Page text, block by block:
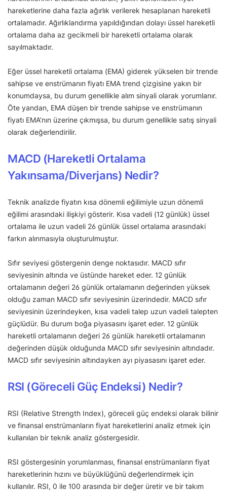
hareketlerine daha fazla ağırlık verilerek hesaplanan hareketli
ortalamadır. Ağırlıklandırma yapıldığından dolayı üssel hareketli
ortalama daha az gecikmeli bir hareketli ortalama olarak
sayılmaktadır.
Eğer üssel hareketli ortalama (EMA) giderek yükselen bir trende
sahipse ve enstrümanın fiyatı EMA trend çizgisine yakın bir
konumdaysa, bu durum genellikle alım sinyali olarak yorumlanır.
Öte yandan, EMA düşen bir trende sahipse ve enstrümanın
fiyatı EMA’nın üzerine çıkmışsa, bu durum genellikle satış sinyali
olarak değerlendirilir.
MACD (Hareketli Ortalama
Yakınsama/Diverjans) Nedir?
Teknik analizde fiyatın kısa dönemli eğilimiyle uzun dönemli
eğilimi arasındaki ilişkiyi gösterir. Kısa vadeli (12 günlük) üssel
ortalama ile uzun vadeli 26 günlük üssel ortalama arasındaki
farkın alınmasıyla oluşturulmuştur.
Sıfır seviyesi göstergenin denge noktasıdır. MACD sıfır
seviyesinin altında ve üstünde hareket eder. 12 günlük
ortalamanın değeri 26 günlük ortalamanın değerinden yüksek
olduğu zaman MACD sıfır seviyesinin üzerindedir. MACD sıfır
seviyesinin üzerindeyken, kısa vadeli talep uzun vadeli talepten
güçlüdür. Bu durum boğa piyasasını işaret eder. 12 günlük
hareketli ortalamanın değeri 26 günlük hareketli ortalamanın
değerinden düşük olduğunda MACD sıfır seviyesinin altındadır.
MACD sıfır seviyesinin altındayken ayı piyasasını işaret eder.
RSI (Göreceli Güç Endeksi) Nedir?
RSI (Relative Strength Index), göreceli güç endeksi olarak bilinir
ve finansal enstrümanların fiyat hareketlerini analiz etmek için
kullanılan bir teknik analiz göstergesidir.
RSI göstergesinin yorumlanması, finansal enstrümanların fiyat
hareketlerinin hızını ve büyüklüğünü değerlendirmek için
kullanılır. RSI, 0 ile 100 arasında bir değer üretir ve bir takım